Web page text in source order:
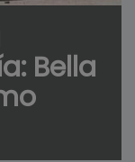
Bella